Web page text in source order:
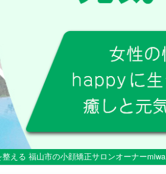
える 福山市の小顔矯正サロンオーナーmiwa